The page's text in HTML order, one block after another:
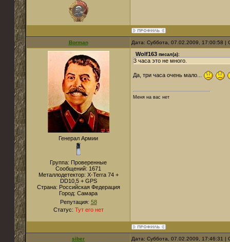
Borman Дата: Суббота, 07.02.2009, 17:00:58
Генерал Армии
Группа: Проверенные
Сообщений: 1671
Металлодетектор: X-Terra 74 +
DD10,5 + GPS
Страна: Российская Федерация
Город: Самара
Репутация: 58
Статус: Тут его нет
Wolf163 писал(а):
3 часа это не много.
Да, три часа очень мало...
Меня на вас нет
siber Дата: Суббота, 07.02.2009, 17:46:31